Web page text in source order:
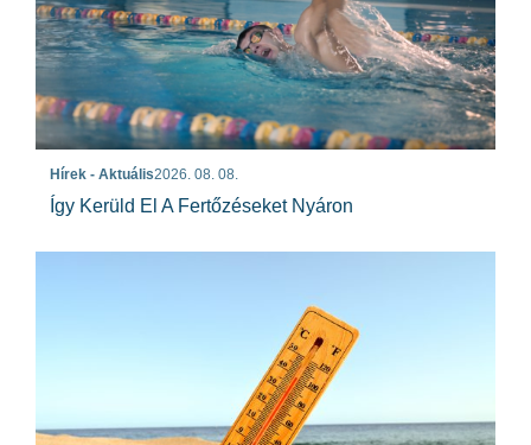
Hírek - Aktuális2026. 08. 08.
Így Kerüld El A Fertőzéseket Nyáron